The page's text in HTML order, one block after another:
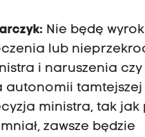
Nie będę
lub
i naruszenia czy
autonomii tamtejszej
ministra, tak jak
zawsze będzie